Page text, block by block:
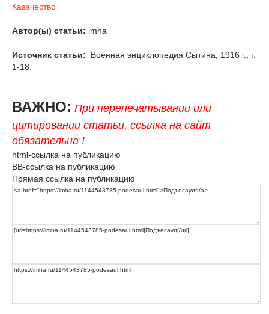
Казачество
Автор(ы) статьи: imha
Источник статьи:
Военная энциклопедия Сытина, 1916 г., т.
1-18.
ВАЖНО: При перепечатывании или
цитировании статьи, ссылка на сайт
обязательна !
html-ссылка на публикацию
BB-ссылка на публикацию
Прямая ссылка на публикацию